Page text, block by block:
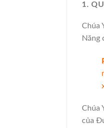
1.
Chúa
Năng
Chúa
của